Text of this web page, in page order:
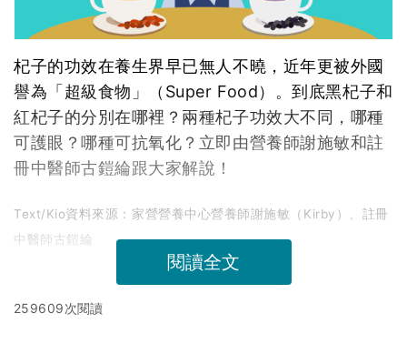
杞子的功效在養生界早已無人不曉，近年更被外國
譽為「超級食物」（Super Food）。到底黑杞子和
紅杞子的分別在哪裡？兩種杞子功效大不同，哪種
可護眼？哪種可抗氧化？立即由營養師謝施敏和註
冊中醫師古鎧綸跟大家解說！
Text/Kio資料來源：家營營養中心營養師謝施敏（Kirby）、註冊
中醫師古鎧綸
閱讀全文
259609次閱讀